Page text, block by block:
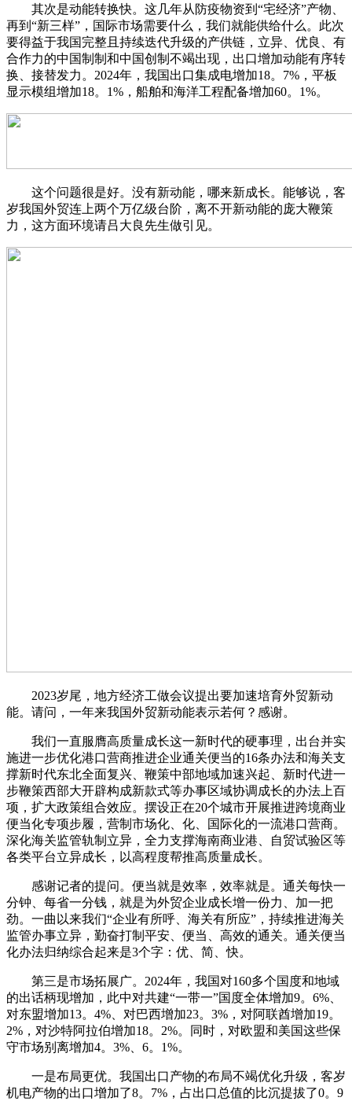
其次是动能转换快。这几年从防疫物资到“宅经济”产物、
再到“新三样”，国际市场需要什么，我们就能供给什么。此次
要得益于我国完整且持续迭代升级的产供链，立异、优良、有
合作力的中国制制和中国创制不竭出现，出口增加动能有序转
换、接替发力。2024年，我国出口集成电增加18。7%，平板
显示模组增加18。1%，船舶和海洋工程配备增加60。1%。
这个问题很是好。没有新动能，哪来新成长。能够说，客
岁我国外贸连上两个万亿级台阶，离不开新动能的庞大鞭策
力，这方面环境请吕大良先生做引见。
2023岁尾，地方经济工做会议提出要加速培育外贸新动
能。请问，一年来我国外贸新动能表示若何？感谢。
我们一直服膺高质量成长这一新时代的硬事理，出台并实
施进一步优化港口营商推进企业通关便当的16条办法和海关支
撑新时代东北全面复兴、鞭策中部地域加速兴起、新时代进一
步鞭策西部大开辟构成新款式等办事区域协调成长的办法上百
项，扩大政策组合效应。摆设正在20个城市开展推进跨境商业
便当化专项步履，营制市场化、化、国际化的一流港口营商。
深化海关监管轨制立异，全力支撑海南商业港、自贸试验区等
各类平台立异成长，以高程度帮推高质量成长。
感谢记者的提问。便当就是效率，效率就是。通关每快一
分钟、每省一分钱，就是为外贸企业成长增一份力、加一把
劲。一曲以来我们“企业有所呼、海关有所应”，持续推进海关
监管办事立异，勤奋打制平安、便当、高效的通关。通关便当
化办法归纳综合起来是3个字：优、简、快。
第三是市场拓展广。2024年，我国对160多个国度和地域
的出话柄现增加，此中对共建“一带一”国度全体增加9。6%、
对东盟增加13。4%、对巴西增加23。3%，对阿联酋增加19。
2%，对沙特阿拉伯增加18。2%。同时，对欧盟和美国这些保
守市场别离增加4。3%、6。1%。
一是布局更优。我国出口产物的布局不竭优化升级，客岁
机电产物的出口增加了8。7%，占出口总值的比沉提拔了0。9